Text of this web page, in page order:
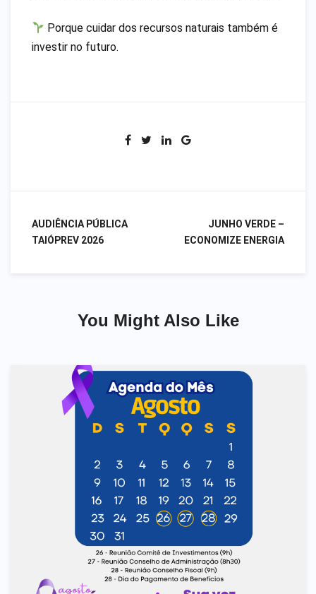
Porque cuidar dos recursos naturais também é
investir no futuro.
Navegação
AUDIÊNCIA PÚBLICA
TAIÓPREV 2026
JUNHO VERDE –
ECONOMIZE ENERGIA
You Might Also Like